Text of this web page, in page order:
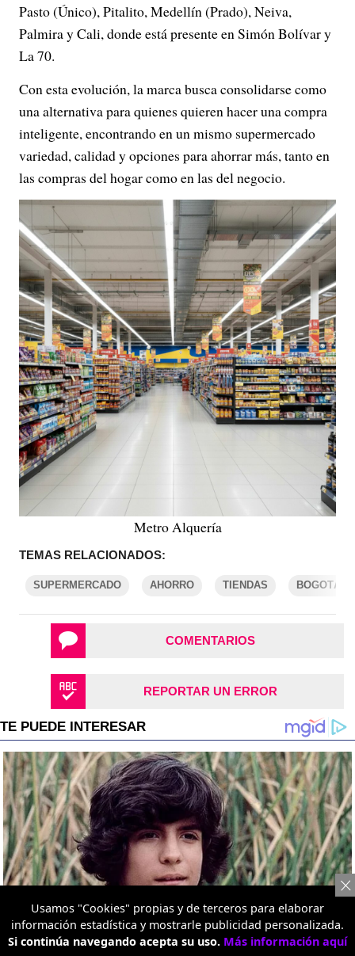
Pasto (Único), Pitalito, Medellín (Prado), Neiva,
Palmira y Cali, donde está presente en Simón Bolívar y
La 70.
Con esta evolución, la marca busca consolidarse como
una alternativa para quienes quieren hacer una compra
inteligente, encontrando en un mismo supermercado
variedad, calidad y opciones para ahorrar más, tanto en
las compras del hogar como en las del negocio.
Metro Alquería
TEMAS RELACIONADOS:
SUPERMERCADO AHORRO TIENDAS BOGOTÁ
COMENTARIOS
REPORTAR UN ERROR
Usamos "Cookies" propias y de terceros para elaborar
información estadística y mostrarle publicidad personalizada.
Si continúa navegando acepta su uso. Más información aquí